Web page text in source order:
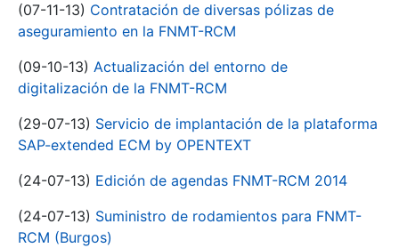
(07-11-13) Contratación de diversas pólizas de
aseguramiento en la FNMT-RCM
(09-10-13) Actualización del entorno de
digitalización de la FNMT-RCM
(29-07-13) Servicio de implantación de la plataforma
SAP-extended ECM by OPENTEXT
(24-07-13) Edición de agendas FNMT-RCM 2014
(24-07-13) Suministro de rodamientos para FNMT-
RCM (Burgos)